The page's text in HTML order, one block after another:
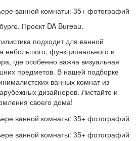
Проект DA Bureau.
подходит для ванной
небольшого, функционального и
где особенно важна визуальная
предметов. В нашей подборке
ванных комнат из
дизайнеров. Листайте и
своего дома!